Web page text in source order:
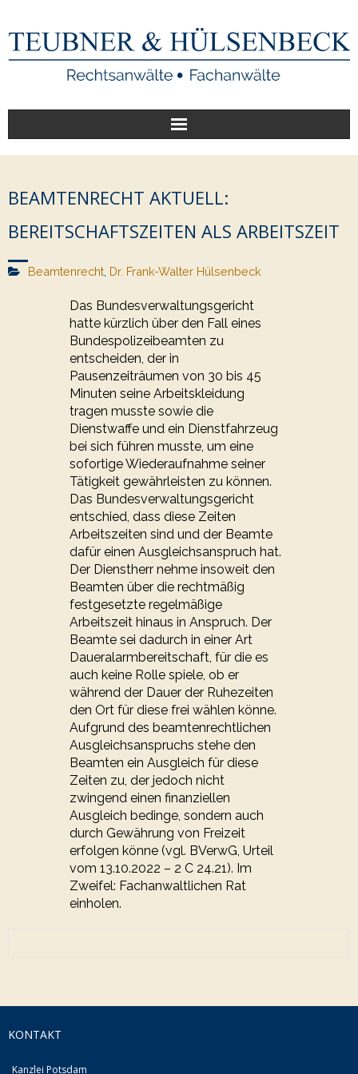
Start
Unsere Leistungen
Veröffentlichungen
Über uns
BEAMTENRECHT AKTUELL:
BEREITSCHAFTSZEITEN ALS ARBEITSZEIT
Beamtenrecht, Dr. Frank-Walter Hülsenbeck
Das Bundesverwaltungsgericht
hatte kürzlich über den Fall eines
Bundespolizeibeamten zu
entscheiden, der in
Pausenzeiträumen von 30 bis 45
Minuten seine Arbeitskleidung
tragen musste sowie die
Dienstwaffe und ein Dienstfahrzeug
bei sich führen musste, um eine
sofortige Wiederaufnahme seiner
Tätigkeit gewährleisten zu können.
Das Bundesverwaltungsgericht
entschied, dass diese Zeiten
Arbeitszeiten sind und der Beamte
dafür einen Ausgleichsanspruch hat.
Der Dienstherr nehme insoweit den
Beamten über die rechtmäßig
festgesetzte regelmäßige
Arbeitszeit hinaus in Anspruch. Der
Beamte sei dadurch in einer Art
Daueralarmbereitschaft, für die es
auch keine Rolle spiele, ob er
während der Dauer der Ruhezeiten
den Ort für diese frei wählen könne.
Aufgrund des beamtenrechtlichen
Ausgleichsanspruchs stehe den
Beamten ein Ausgleich für diese
Zeiten zu, der jedoch nicht
zwingend einen finanziellen
Ausgleich bedinge, sondern auch
durch Gewährung von Freizeit
erfolgen könne (vgl. BVerwG, Urteil
vom 13.10.2022 – 2 C 24.21). Im
Zweifel: Fachanwaltlichen Rat
einholen.
KONTAKT
Kanzlei Potsdam